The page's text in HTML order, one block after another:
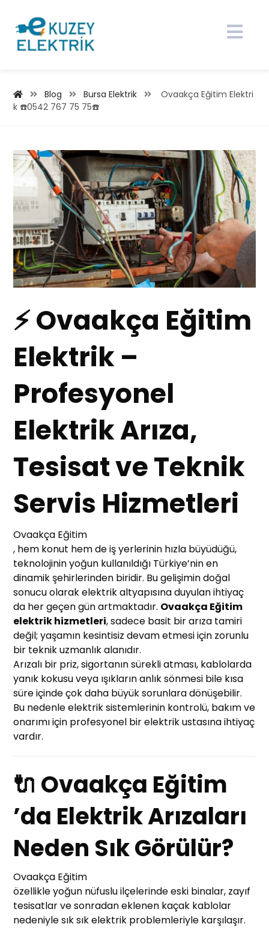
Blog Bursa Elektrik
Ovaakça Eğitim Elektri
k ☎️0542 767 75 75☎️
⚡ Ovaakça Eğitim
Elektrik –
Profesyonel
Elektrik Arıza,
Tesisat ve Teknik
Servis Hizmetleri
Ovaakça Eğitim
, hem konut hem de iş yerlerinin hızla büyüdüğü,
teknolojinin yoğun kullanıldığı Türkiye’nin en
dinamik şehirlerinden biridir. Bu gelişimin doğal
sonucu olarak elektrik altyapısına duyulan ihtiyaç
da her geçen gün artmaktadır. Ovaakça Eğitim
elektrik hizmetleri, sadece basit bir arıza tamiri
değil; yaşamın kesintisiz devam etmesi için zorunlu
bir teknik uzmanlık alanıdır.
Arızalı bir priz, sigortanın sürekli atması, kablolarda
yanık kokusu veya ışıkların anlık sönmesi bile kısa
süre içinde çok daha büyük sorunlara dönüşebilir.
Bu nedenle elektrik sistemlerinin kontrolü, bakım ve
onarımı için profesyonel bir elektrik ustasına ihtiyaç
vardır.
🔌 Ovaakça Eğitim
’da Elektrik Arızaları
Neden Sık Görülür?
Ovaakça Eğitim
özellikle yoğun nüfuslu ilçelerinde eski binalar, zayıf
tesisatlar ve sonradan eklenen kaçak kablolar
nedeniyle sık sık elektrik problemleriyle karşılaşır.